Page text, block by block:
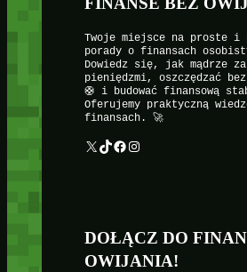
Twoje miejsce na proste i
porady o finansach
Dowiedz się, jak mądrze
pieniędzmi, oszczędzać
🛟 i budować finansową
Oferujemy praktyczną
finansach. 🚀
X TikTok Facebook Instagram
DOŁĄCZ DO
OWIJANIA!